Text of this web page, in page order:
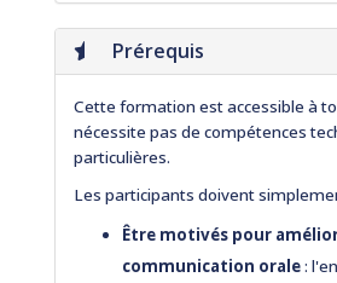
Prérequis
Cette formation est accessible à
nécessite pas de compétences
particulières.
Les participants doivent
Être motivés pour
communication orale: